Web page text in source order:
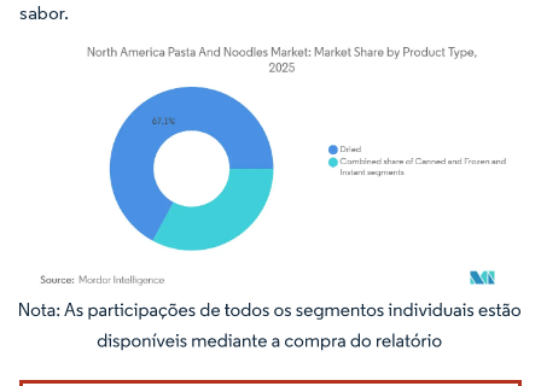
sabor.
Imagem © Mordor Intelligence. O reuso requer atribuição conforme CC BY 4.0.